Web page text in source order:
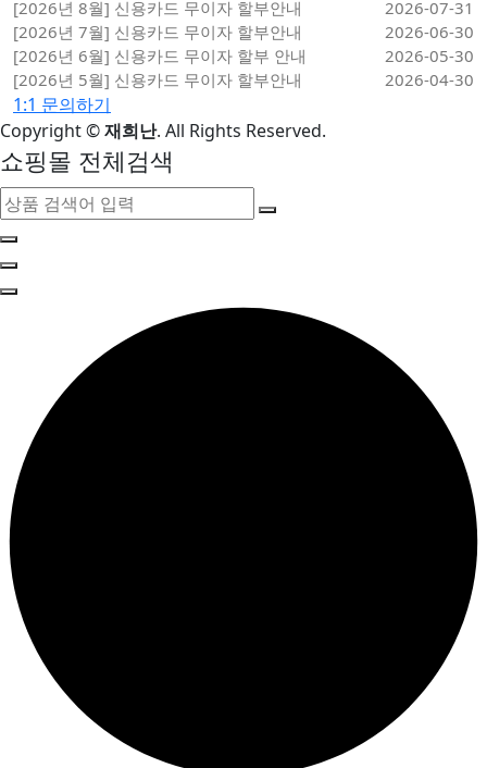
[2026년 8월] 신용카드 무이자 할부안내
2026-07-31
[2026년 7월] 신용카드 무이자 할부안내
2026-06-30
[2026년 6월] 신용카드 무이자 할부 안내
2026-05-30
[2026년 5월] 신용카드 무이자 할부안내
2026-04-30
1:1 문의하기
Copyright©재희난. All Rights Reserved.
쇼핑몰 전체검색